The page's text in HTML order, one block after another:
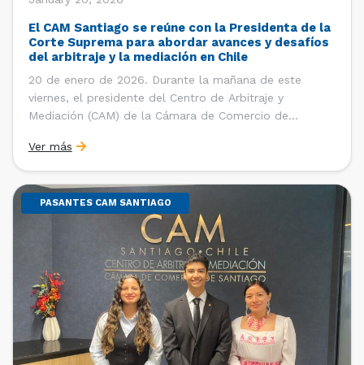
El CAM Santiago se reúne con la Presidenta de la
Corte Suprema para abordar avances y desafíos
del arbitraje y la mediación en Chile
20 de enero de 2026. Durante la mañana de este
viernes, el presidente del Centro de Arbitraje y
Mediación (CAM) de la Cámara de Comercio de
del CAM Santiago, Ximena Vial; y el gerente general de
la CCS, Carlos Soublette, sostuvieron un encuentro […]
Ver más
PASANTES CAM SANTIAGO